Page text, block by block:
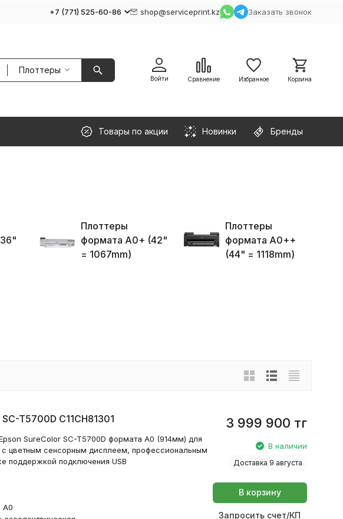
+7 (771) 525-60-86 shop@serviceprint.kz Заказать звонок
Плоттеры
Войти Сравнение Избранное Корзина
Товары по акции Новинки Бренды
Плоттеры
формата A0+ (42"
= 1067mm)
Плоттеры
формата A0++
(44" = 1118mm)
T5700D C11CH81301
SureColor SC-T5700D формата А0 (914мм) для
c цветным сенсорным дисплеем, профессиональным
поддержкой подключения USB
A0
3 999 900 тг
В наличии
Доставка 9 августа
В корзину
Запросить счет/КП